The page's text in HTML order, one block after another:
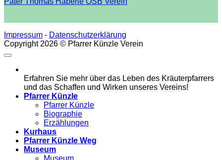
Impressum - Datenschutzerklärung
Copyright 2026 © Pfarrer Künzle Verein
Erfahren Sie mehr über das Leben des Kräuterpfarrers
und das Schaffen und Wirken unseres Vereins!
Pfarrer Künzle
Pfarrer Künzle
Biographie
Erzählungen
Kurhaus
Pfarrer Künzle Weg
Museum